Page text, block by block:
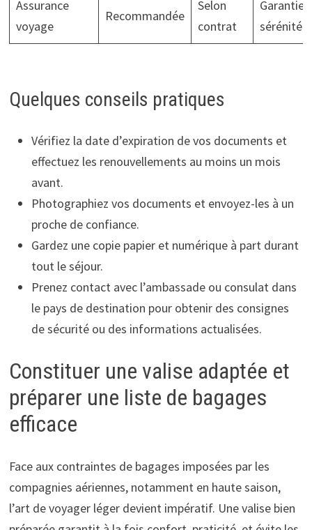
Assurance
voyage
Recommandée
Selon
contrat
Garantie
sérénité
Quelques conseils pratiques
Vérifiez la date d’expiration de vos documents et
effectuez les renouvellements au moins un mois
avant.
Photographiez vos documents et envoyez-les à un
proche de confiance.
Gardez une copie papier et numérique à part durant
tout le séjour.
Prenez contact avec l’ambassade ou consulat dans
le pays de destination pour obtenir des consignes
de sécurité ou des informations actualisées.
Constituer une valise adaptée et
préparer une liste de bagages
efficace
Face aux contraintes de bagages imposées par les
compagnies aériennes, notamment en haute saison,
l’art de voyager léger devient impératif. Une valise bien